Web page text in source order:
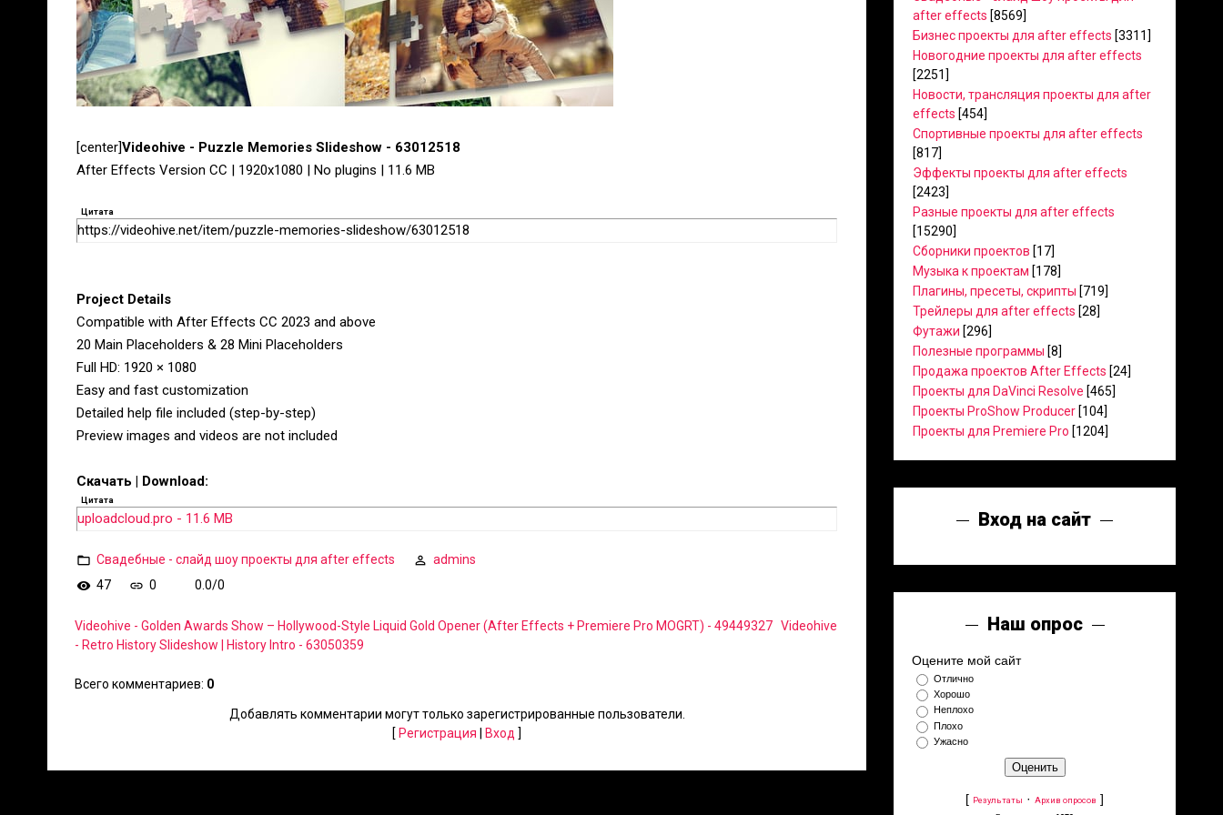
[center]Videohive - Puzzle Memories Slideshow - 63012518
After Effects Version CC | 1920x1080 | No plugins | 11.6 MB
Цитата
https://videohive.net/item/puzzle-memories-slideshow/63012518
Project Details
Compatible with After Effects CC 2023 and above
20 Main Placeholders & 28 Mini Placeholders
Full HD: 1920 × 1080
Easy and fast customization
Detailed help file included (step-by-step)
Preview images and videos are not included
Скачать | Download:
Цитата
uploadcloud.pro - 11.6 MB
Свадебные - слайд шоу проекты для after effects
admins
47
0 0.0/0
Videohive - Golden Awards Show – Hollywood-Style Liquid Gold Opener (After Effects + Premiere Pro MOGRT) - 49449327 Videohive
- Retro History Slideshow | History Intro - 63050359
Всего комментариев: 0
Добавлять комментарии могут только зарегистрированные пользователи.
[ Регистрация Вход ]
after effects [8569]
Бизнес проекты для after effects [3311]
Новогодние проекты для after effects
[2251]
Новости, трансляция проекты для after
effects [454]
Спортивные проекты для after effects
[817]
Эффекты проекты для after effects
[2423]
Разные проекты для after effects
[15290]
Сборники проектов [17]
Музыка к проектам [178]
Плагины, пресеты, скрипты [719]
Трейлеры для after effects [28]
Футажи [296]
Полезные программы [8]
Продажа проектов After Effects [24]
Проекты для DaVinci Resolve [465]
Проекты ProShow Producer [104]
Проекты для Premiere Pro [1204]
Вход на сайт
Наш опрос
Оцените мой сайт
Отлично
Хорошо
Неплохо
Плохо
Ужасно
[ Результаты · Архив опросов ]